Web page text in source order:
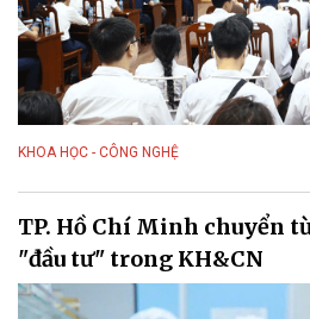
KHOA HỌC - CÔNG NGHỆ
TP. Hồ Chí Minh chuyển
"đầu tư" trong KH&CN